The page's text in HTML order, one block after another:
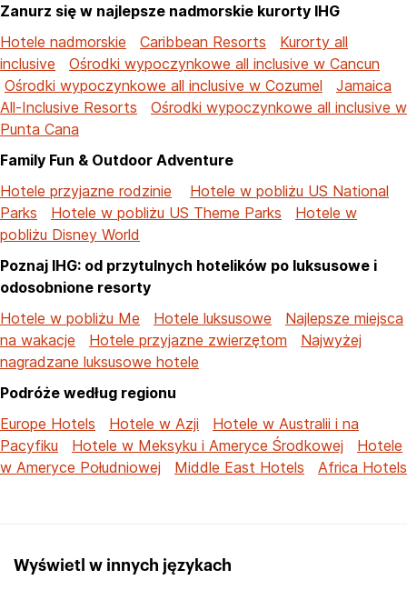
Zanurz się w najlepsze nadmorskie kurorty IHG
Hotele nadmorskie
Caribbean Resorts
Kurorty all
inclusive
Ośrodki wypoczynkowe all inclusive w Cancun
Ośrodki wypoczynkowe all inclusive w Cozumel
Jamaica
All-Inclusive Resorts
Ośrodki wypoczynkowe all inclusive w
Punta Cana
Family Fun & Outdoor Adventure
Hotele przyjazne rodzinie
Hotele w pobliżu US National
Parks
Hotele w pobliżu US Theme Parks
Hotele w
pobliżu Disney World
Poznaj IHG: od przytulnych hotelików po luksusowe i
odosobnione resorty
Hotele w pobliżu Me
Hotele luksusowe
Najlepsze miejsca
na wakacje
Hotele przyjazne zwierzętom
Najwyżej
nagradzane luksusowe hotele
Podróże według regionu
Europe Hotels
Hotele w Azji
Hotele w Australii i na
Pacyfiku
Hotele w Meksyku i Ameryce Środkowej
Hotele
w Ameryce Południowej
Middle East Hotels Africa Hotels
Wyświetl w innych językach